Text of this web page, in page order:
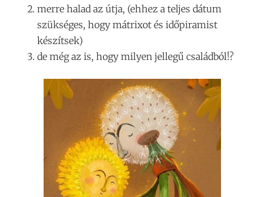
merre halad az útja, (ehhez a teljes dátum
szükséges, hogy mátrixot és időpiramist
készítsek)
de még az is, hogy milyen jellegű családból!?